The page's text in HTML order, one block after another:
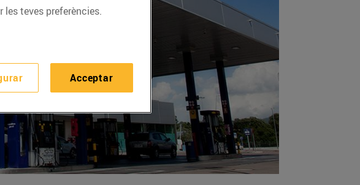
teves preferències.
Acceptar